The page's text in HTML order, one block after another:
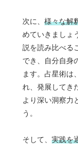
次に、 様々な解
めていきましょ
説を読み比べる
でき、自分自身
ます。占星術は
れ、発展してき
より深い洞察力
う。
そして、 実践を